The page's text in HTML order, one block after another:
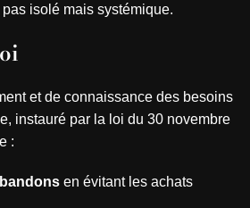
isolé mais systémique.
et de connaissance des besoins
instauré par la loi du 30 novembre
:
en évitant les achats